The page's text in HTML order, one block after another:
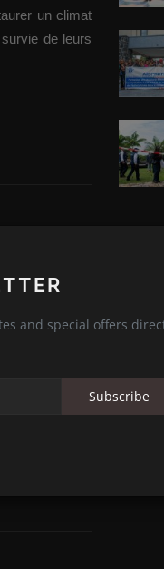
and special offers
Subscribe
un climat
de leurs
FARDC
Félix